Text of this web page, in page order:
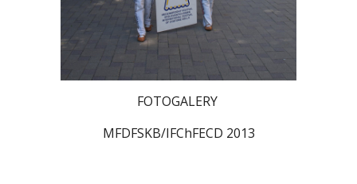
FOTOGALERY
MFDFSKB/IFChFECD 2013